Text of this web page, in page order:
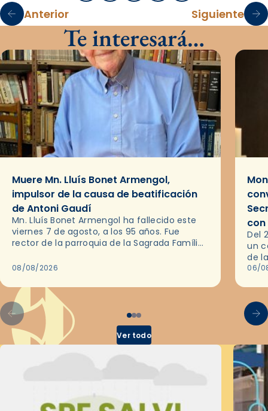
Anterior Siguiente
Te interesará…
Muere Mn. Lluís Bonet Armengol,
impulsor de la causa de beatificación
de Antoni Gaudí
Mn. Lluís Bonet Armengol ha fallecido este
viernes 7 de agosto, a los 95 años. Fue
rector de la parroquia de la Sagrada Família
08/08/2026
Del
un
de
en
06/
Ver todo